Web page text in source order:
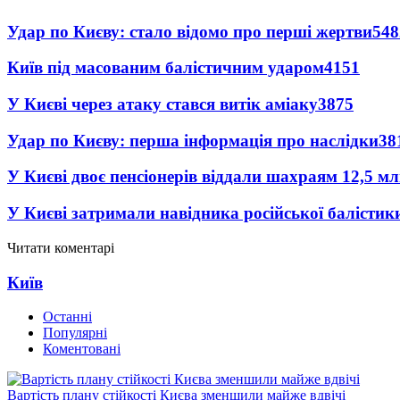
Удар по Києву: стало відомо про перші жертви
Київ під масованим балістичним ударом4151
У Києві через атаку стався витік аміаку3875
Удар по Києву: перша інформація про наслідки
У Києві двоє пенсіонерів віддали шахраям 12,5
У Києві затримали навідника російської
Читати коментарі
Київ
Останні
Популярні
Коментовані
Вартість плану стійкості Києва зменшили майже вдвічі